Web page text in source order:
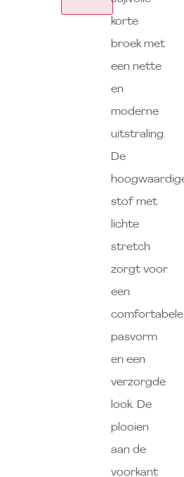
korte
broek met
een nette
en
moderne
uitstraling.
De
stof met
lichte
stretch
zorgt voor
een
comfortabele
pasvorm
en een
verzorgde
look. De
plooien
aan de
voorkant